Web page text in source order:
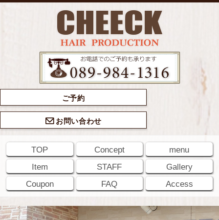
ご予約
お問い合わせ
TOP Concept
menu
Item
STAFF
Gallery
Coupon
FAQ Access